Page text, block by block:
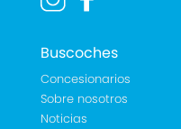
Buscoches
Concesionarios
Sobre nosotros
Noticias